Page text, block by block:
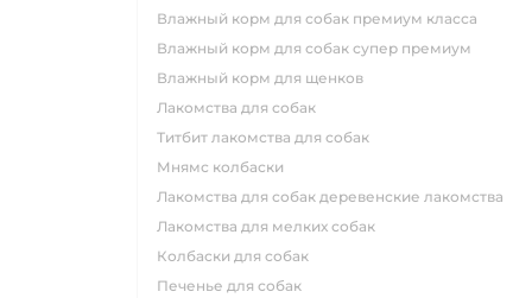
влажный корм для собак премиум класса
влажный корм для собак супер премиум
влажный корм для щенков
лакомства для собак
титбит лакомства для собак
мнямс колбаски
лакомства для собак деревенские лакомства
лакомства для мелких собак
колбаски для собак
печенье для собак